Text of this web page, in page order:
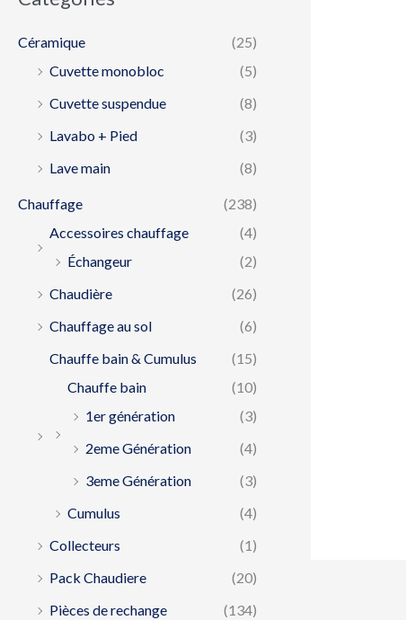
Céramique
(25)
Cuvette monobloc
(5)
Cuvette suspendue
(8)
Lavabo + Pied
(3)
Lave main
(8)
Chauffage
(238)
Accessoires chauffage
(4)
Échangeur
(2)
Chaudière
(26)
Chauffage au sol
(6)
Chauffe bain & Cumulus
(15)
Chauffe bain
(10)
1er génération
(3)
2eme Génération
(4)
3eme Génération
(3)
Cumulus
(4)
Collecteurs
(1)
Pack Chaudiere
(20)
Pièces de rechange
(134)